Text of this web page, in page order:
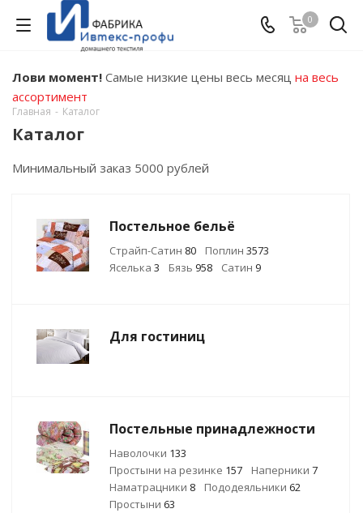
0
Лови момент! Самые низкие цены весь месяц на весь
ассортимент
Главная - Каталог
Каталог
Минимальный заказ 5000 рублей
Постельное бельё
Страйп-Сатин 80 Поплин 3573
Яселька 3 Бязь 958 Сатин 9
Для гостиниц
Постельные принадлежности
Наволочки 133
Простыни на резинке 157 Наперники 7
Наматрацники 8 Пододеяльники 62
Простыни 63